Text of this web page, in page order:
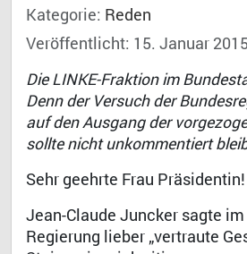
Kategorie: Reden
Veröffentlicht: 15. Januar 2015
Die LINKE-Fraktion im
Denn der Versuch der
auf den Ausgang der
sollte nicht unkommentiert
Sehr geehrte Frau
Jean-Claude Juncker sagte
Regierung lieber „vertraute